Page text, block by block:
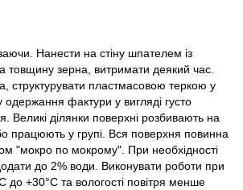
Нанести на стіну шпателем із
товщину зерна, витримати деякий час.
структурувати пластмасовою теркою у
одержання фактури у вигляді густо
Великі ділянки поверхні розбивають на
працюють у групі. Вся поверхня повинна
"мокро по мокрому". При необхідності
до 2% води. Виконувати роботи при
до +30°С та вологості повітря менше